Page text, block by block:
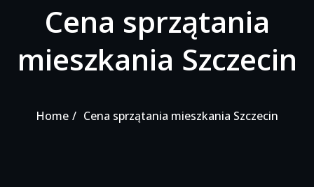
Cena sprzątania
mieszkania Szczecin
Home Cena sprzątania mieszkania Szczecin